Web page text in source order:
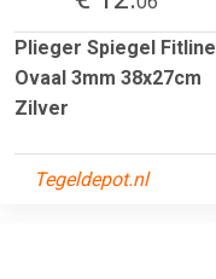
Plieger Spiegel Fitline
Ovaal 3mm 38x27cm
Zilver
Tegeldepot.nl